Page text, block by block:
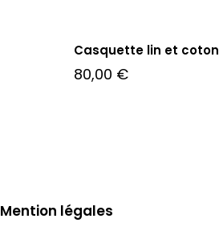
Casquette lin et coton
80,00 €
Mention légales